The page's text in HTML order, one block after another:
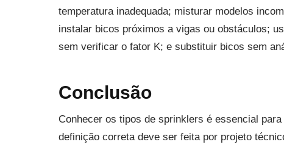
temperatura inadequada; misturar modelos
instalar bicos próximos a vigas ou obstáculos;
sem verificar o fator K; e substituir bicos sem
Conclusão
Conhecer os tipos de sprinklers é essencial
definição correta deve ser feita por projeto